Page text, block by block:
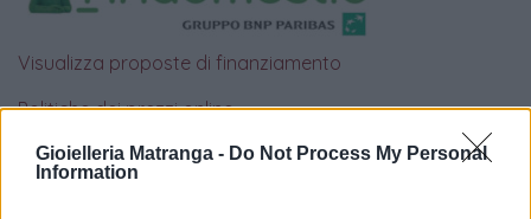
Gioielleria Matranga - Do Not Process My Personal
Information
Visualizza proposte di finanziamento
Politiche dei prezzi online
iRef:93